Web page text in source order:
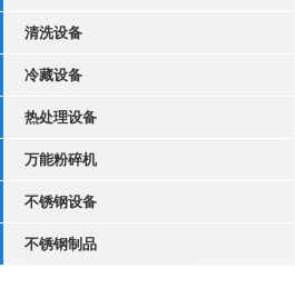
清洗设备
冷藏设备
热处理设备
万能粉碎机
不锈钢设备
不锈钢制品